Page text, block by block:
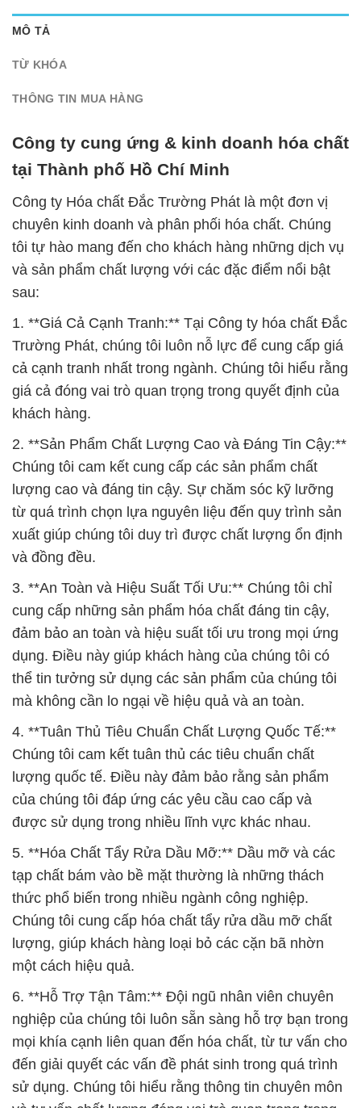
MÔ TẢ
TỪ KHÓA
THÔNG TIN MUA HÀNG
Công ty cung ứng & kinh doanh hóa chất
tại Thành phố Hồ Chí Minh
Công ty Hóa chất Đắc Trường Phát là một đơn vị
chuyên kinh doanh và phân phối hóa chất. Chúng
tôi tự hào mang đến cho khách hàng những dịch vụ
và sản phẩm chất lượng với các đặc điểm nổi bật
sau:
1. **Giá Cả Cạnh Tranh:** Tại Công ty hóa chất Đắc
Trường Phát, chúng tôi luôn nỗ lực để cung cấp giá
cả cạnh tranh nhất trong ngành. Chúng tôi hiểu rằng
giá cả đóng vai trò quan trọng trong quyết định của
khách hàng.
2. **Sản Phẩm Chất Lượng Cao và Đáng Tin Cậy:**
Chúng tôi cam kết cung cấp các sản phẩm chất
lượng cao và đáng tin cậy. Sự chăm sóc kỹ lưỡng
từ quá trình chọn lựa nguyên liệu đến quy trình sản
xuất giúp chúng tôi duy trì được chất lượng ổn định
và đồng đều.
3. **An Toàn và Hiệu Suất Tối Ưu:** Chúng tôi chỉ
cung cấp những sản phẩm hóa chất đáng tin cậy,
đảm bảo an toàn và hiệu suất tối ưu trong mọi ứng
dụng. Điều này giúp khách hàng của chúng tôi có
thể tin tưởng sử dụng các sản phẩm của chúng tôi
mà không cần lo ngại về hiệu quả và an toàn.
4. **Tuân Thủ Tiêu Chuẩn Chất Lượng Quốc Tế:**
Chúng tôi cam kết tuân thủ các tiêu chuẩn chất
lượng quốc tế. Điều này đảm bảo rằng sản phẩm
của chúng tôi đáp ứng các yêu cầu cao cấp và
được sử dụng trong nhiều lĩnh vực khác nhau.
5. **Hóa Chất Tẩy Rửa Dầu Mỡ:** Dầu mỡ và các
tạp chất bám vào bề mặt thường là những thách
thức phổ biến trong nhiều ngành công nghiệp.
Chúng tôi cung cấp hóa chất tẩy rửa dầu mỡ chất
lượng, giúp khách hàng loại bỏ các cặn bã nhờn
một cách hiệu quả.
6. **Hỗ Trợ Tận Tâm:** Đội ngũ nhân viên chuyên
nghiệp của chúng tôi luôn sẵn sàng hỗ trợ bạn trong
mọi khía cạnh liên quan đến hóa chất, từ tư vấn cho
đến giải quyết các vấn đề phát sinh trong quá trình
sử dụng. Chúng tôi hiểu rằng thông tin chuyên môn